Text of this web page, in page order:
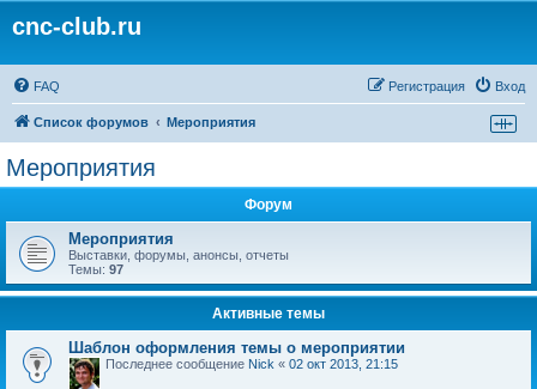
cnc-club.ru
FAQ Вход
Регистрация
Список форумов Мероприятия
Мероприятия
Форум
Мероприятия
Выставки, форумы, анонсы, отчеты
Темы: 97
Активные темы
Шаблон оформления темы о мероприятии
Последнее сообщение Nick « 02 окт 2013, 21:15